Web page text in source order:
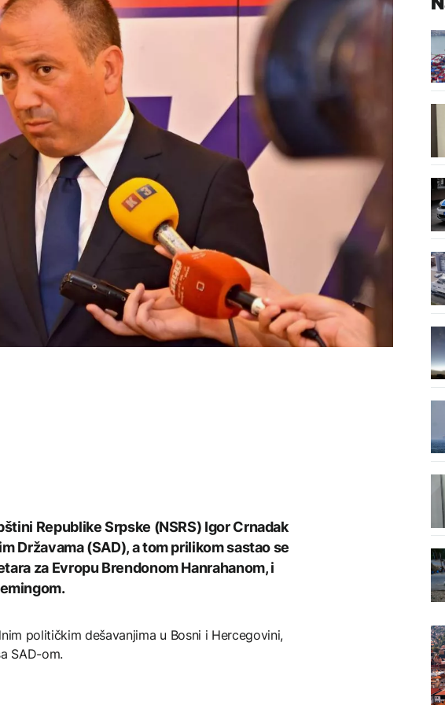
Republike Srpske (NSRS) Igor Crnadak
Državama (SAD), a tom prilikom sastao se
za Evropu Brendonom Hanrahanom, i
političkim dešavanjima u Bosni i Hercegovini,
SAD-om.